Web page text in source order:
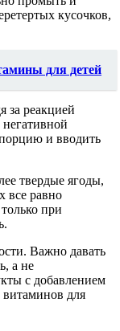
кусочков,
для детей
за реакцией
и вводить
твердые ягоды,
все равно
при
Важно давать
а не
с добавлением
для